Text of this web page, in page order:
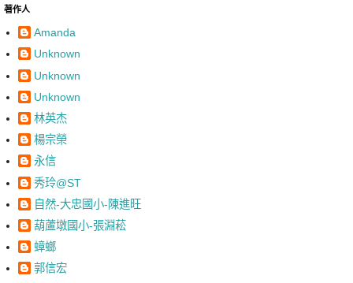
著作人
Amanda
Unknown
Unknown
Unknown
林英杰
楊宗榮
永信
秀玲@ST
自然-大忠國小-陳進旺
葫蘆墩國小-張淵菘
蟑螂
郭信宏